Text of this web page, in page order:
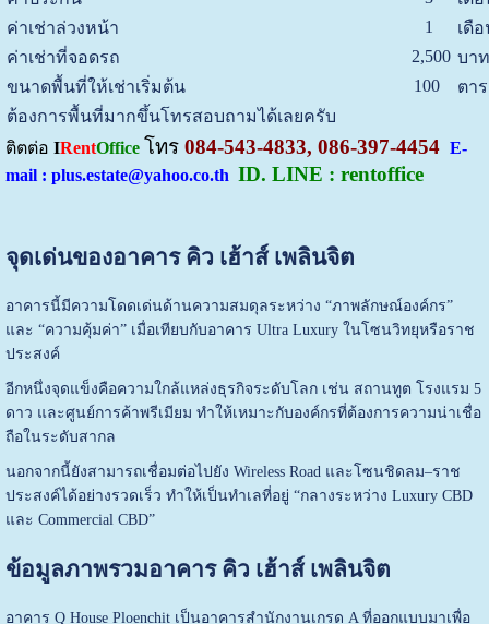
ค่าเช่าล่วงหน้า
1
เดื
ค่าเช่าที่จอดรถ
2,500 บา
ขนาดพื้นที่ให้เช่าเริ่มต้น
100
ตา
ต้องการพื้นที่มากขึ้นโทรสอบถามได้เลยครับ
ติตต่อ IRentOffice โทร084-543-4833, 086-397-4454 E-
mail : plus.estate@yahoo.co.th ID. LINE : rentoffice
จุดเด่นของอาคาร คิว เฮ้าส์ เพลินจิต
อาคารนี้มีความโดดเด่นด้านความสมดุลระหว่าง “ภาพลักษณ์องค์กร”
และ “ความคุ้มค่า” เมื่อเทียบกับอาคาร Ultra Luxury ในโซนวิทยุหรือราช
ประสงค์
อีกหนึ่งจุดแข็งคือความใกล้แหล่งธุรกิจระดับโลก เช่น สถานทูต โรงแรม 5
ดาว และศูนย์การค้าพรีเมียม ทำให้เหมาะกับองค์กรที่ต้องการความน่าเชื่อ
ถือในระดับสากล
นอกจากนี้ยังสามารถเชื่อมต่อไปยัง Wireless Roadและโซนชิดลม–ราช
ประสงค์ได้อย่างรวดเร็ว ทำให้เป็นทำเลที่อยู่ “กลางระหว่าง Luxury CBD
และ Commercial CBD”
ข้อมูลภาพรวมอาคาร คิว เฮ้าส์ เพลินจิต
อาคาร Q House Ploenchit เป็นอาคารสำนักงานเกรด A ที่ออกแบบมาเพื่อ